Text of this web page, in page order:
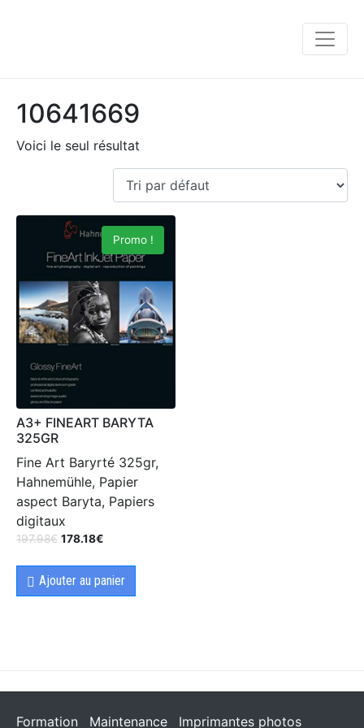
10641669
Voici le seul résultat
Promo !
A3+ FINEART BARYTA
325GR
Fine Art Baryrté 325gr,
Hahnemühle, Papier
aspect Baryta, Papiers
digitaux
197.98€ 178.18€
Ajouter au panier
Formation Maintenance Imprimantes photos